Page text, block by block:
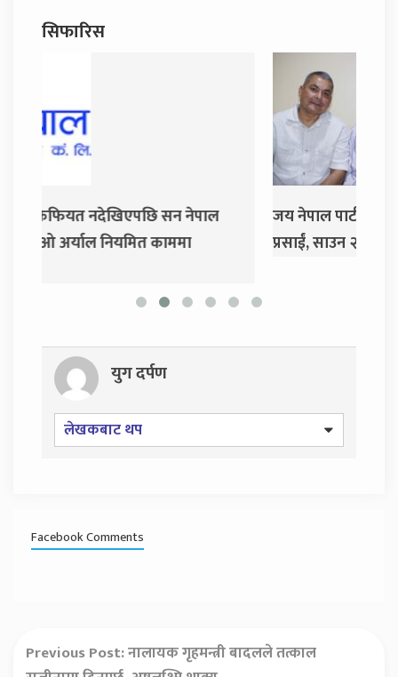
सिफारिस
जय नेपाल पार्टी खोल्दै धवल शम्शेर र दुर्गा
प्रसाईं, साउन २८ गते निर्वाचन आयोग जाने
युग दर्पण
लेखकबाट थप
Facebook Comments
Previous Post:नालायक गृहमन्त्री बादलले तत्काल